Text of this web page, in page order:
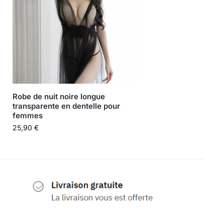
Robe de nuit noire longue
transparente en dentelle pour
femmes
25,90€